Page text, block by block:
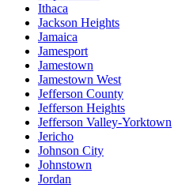
Ithaca
Jackson Heights
Jamaica
Jamesport
Jamestown
Jamestown West
Jefferson County
Jefferson Heights
Jefferson Valley-Yorktown
Jericho
Johnson City
Johnstown
Jordan